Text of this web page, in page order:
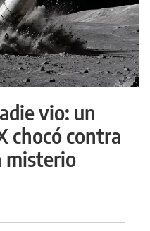
vio: un
chocó contra
misterio